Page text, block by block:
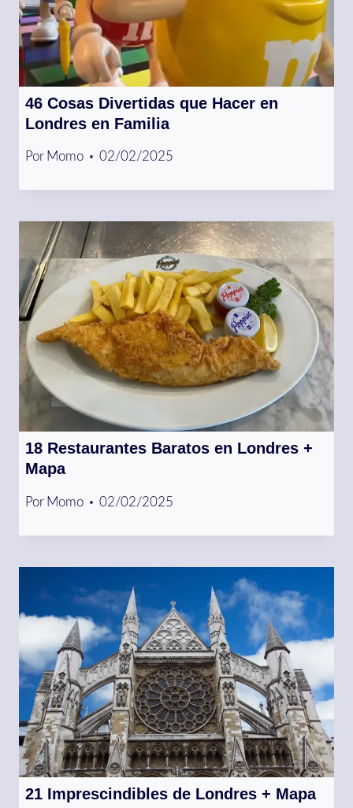
46 Cosas Divertidas que Hacer en
Londres en Familia
Por Momo 02/02/2025
18 Restaurantes Baratos en Londres +
Mapa
Por Momo 02/02/2025
21 Imprescindibles de Londres + Mapa